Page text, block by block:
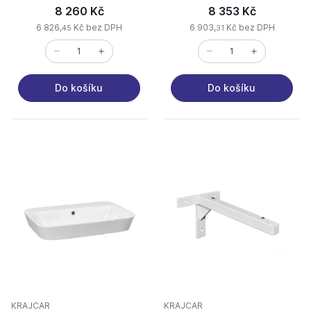
8 260 Kč
6 826,45 Kč bez DPH
Do košíku
8 353 Kč
6 903,31 Kč bez DPH
Do košíku
KRAJCAR KRAJCAR